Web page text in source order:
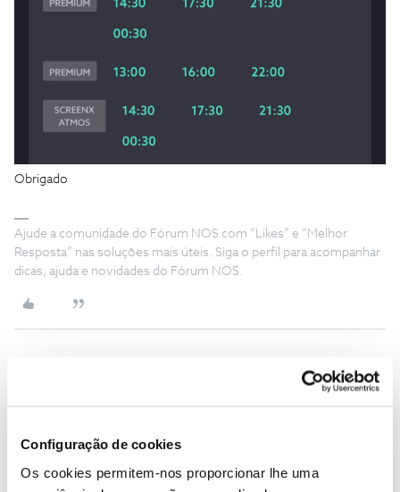
Configuração de cookies
Os cookies permitem-nos proporcionar lhe uma
Obrigado
Ajude a comunidade do Fórum NOS com “Likes” e “Melhor
Resposta” nas soluções mais úteis. Siga o perfil para acompanhar
dicas, ajuda e novidades do Fórum NOS.
Forum|Forum|2 years ago